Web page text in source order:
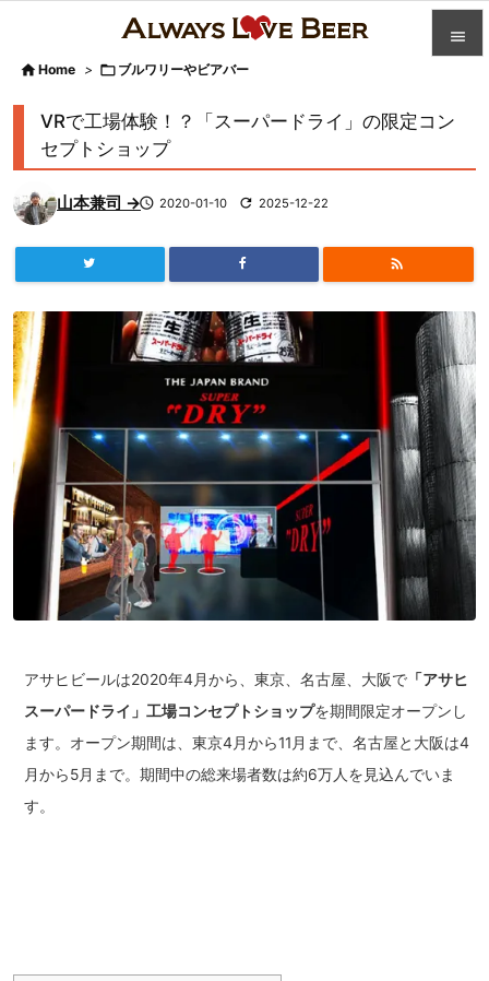



検索
 Home >  ブルワリーやビアバー
VRで工場体験！？「スーパードライ」の限定コン
セプトショップ
山本兼司 → 2020-01-10  2025-12-22

アサヒビールは2020年4月から、東京、名古屋、大阪で 「アサヒ
スーパードライ」工場コンセプトショップを期間限定オープンし
ます。オープン期間は、東京4月から11月まで、名古屋と大阪は4
月から5月まで。期間中の総来場者数は約6万人を見込んでいま
す。